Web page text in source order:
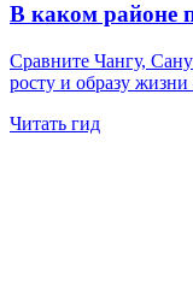
В каком районе
Сравните Чангу,
росту и образу
Читать гид